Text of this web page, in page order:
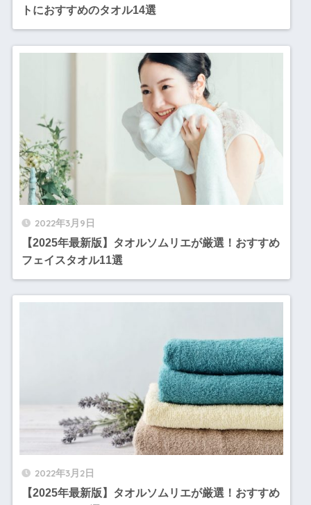
トにおすすめのタオル14選
2022年3月9日
【2025年最新版】タオルソムリエが厳選！おすすめ
フェイスタオル11選
2022年3月2日
【2025年最新版】タオルソムリエが厳選！おすすめ